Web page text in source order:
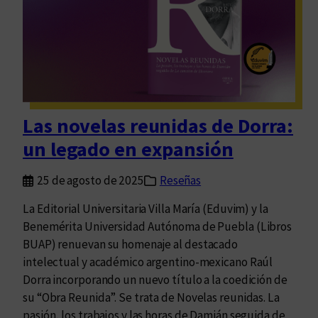
t
o
e
u
a
m
i
r
a
d
Las novelas reunidas de Dorra:
un legado en expansión
25 de agosto de 2025
Reseñas
La Editorial Universitaria Villa María (Eduvim) y la
Benemérita Universidad Autónoma de Puebla (Libros
BUAP) renuevan su homenaje al destacado
intelectual y académico argentino-mexicano Raúl
Dorra incorporando un nuevo título a la coedición de
su “Obra Reunida”. Se trata de Novelas reunidas. La